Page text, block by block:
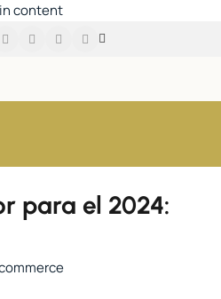
content
para el 2024: